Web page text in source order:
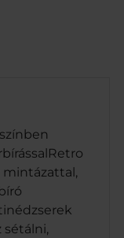
mintázattal,
sétálni,